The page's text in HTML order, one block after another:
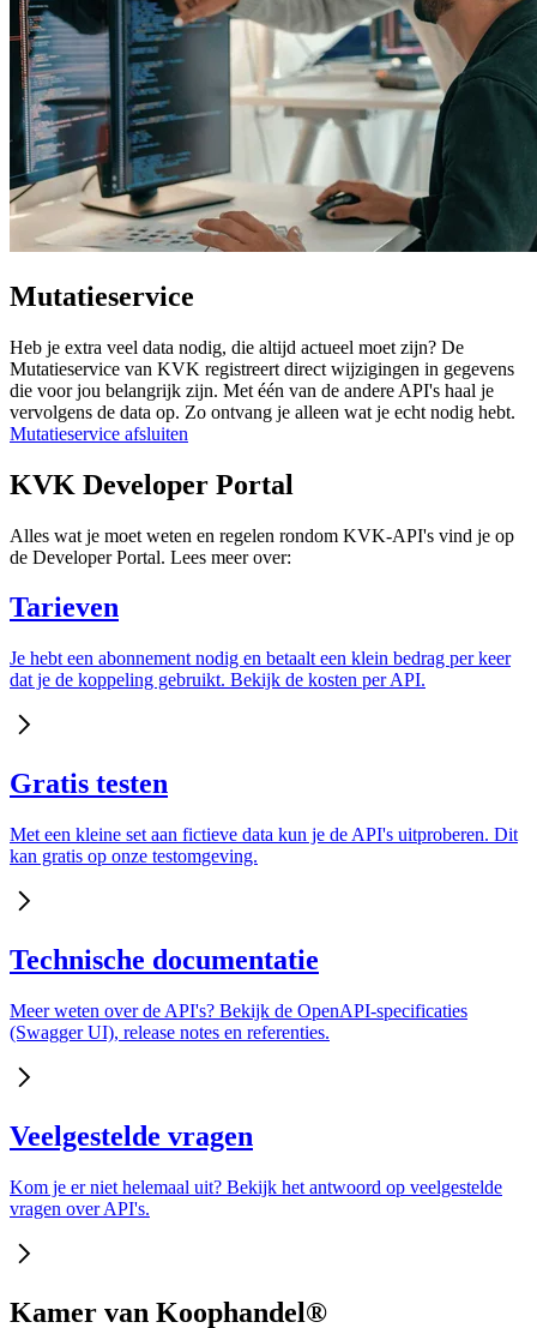
Mutatieservice
Heb je extra veel data nodig, die altijd actueel moet zijn? De
Mutatieservice van KVK registreert direct wijzigingen in gegevens
die voor jou belangrijk zijn. Met één van de andere API's haal je
vervolgens de data op. Zo ontvang je alleen wat je echt nodig hebt.
Mutatieservice afsluiten
KVK Developer Portal
Alles wat je moet weten en regelen rondom KVK-API's vind je op
de Developer Portal. Lees meer over:
Tarieven
Je hebt een abonnement nodig en betaalt een klein bedrag per keer
dat je de koppeling gebruikt. Bekijk de kosten per API.
Gratis testen
Met een kleine set aan fictieve data kun je de API's uitproberen. Dit
kan gratis op onze testomgeving.
Technische documentatie
Meer weten over de API's? Bekijk de OpenAPI-specificaties
(Swagger UI), release notes en referenties.
Veelgestelde vragen
Kom je er niet helemaal uit? Bekijk het antwoord op veelgestelde
vragen over API's.
Kamer van Koophandel®